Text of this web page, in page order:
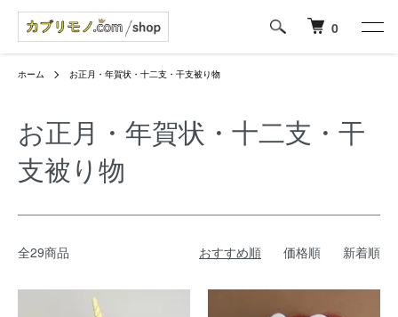
0
ホーム お正月・年賀状・十二支・干支被り物
お正月・年賀状・十二支・干
支被り物
全29商品 おすすめ順 価格順 新着順